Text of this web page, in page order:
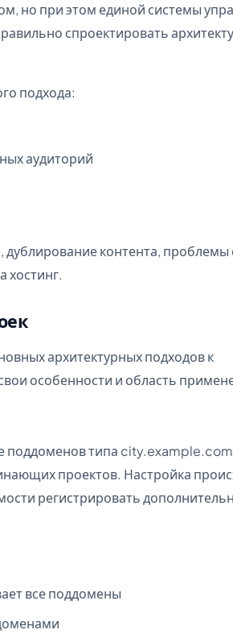
но при этом единой системы
спроектировать
подхода:
аудиторий
контента, проблемы
хостинг.
архитектурных подходов к
особенности и область
типа
проектов. Настройка
регистрировать
все поддомены